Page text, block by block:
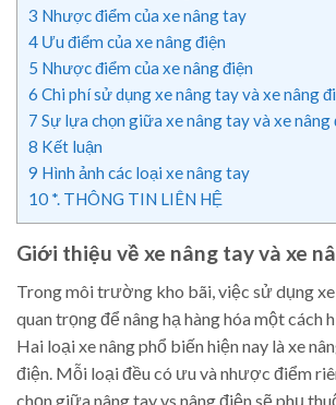
3 Nhược điểm của xe nâng tay
4 Ưu điểm của xe nâng điện
5 Nhược điểm của xe nâng điện
6 Chi phí sử dụng xe nâng tay và xe nâng
7 Sự lựa chọn giữa xe nâng tay và xe nâng
8 Kết luận
9 Hình ảnh các loại xe nâng tay
10 *. THÔNG TIN LIÊN HỆ
Giới thiệu về xe nâng tay và xe
Trong môi trường kho bãi, việc sử dụng xe
quan trọng để nâng hạ hàng hóa một cách
Hai loại xe nâng phổ biến hiện nay là xe
điện. Mỗi loại đều có ưu và nhược điểm
chọn giữa nâng tay vs nâng điện sẽ phụ